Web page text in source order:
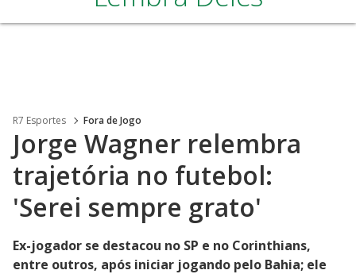
R7 Esportes Fora de Jogo
Jorge Wagner relembra
trajetória no futebol:
'Serei sempre grato'
Ex-jogador se destacou no SP e no Corinthians,
entre outros, após iniciar jogando pelo Bahia; ele